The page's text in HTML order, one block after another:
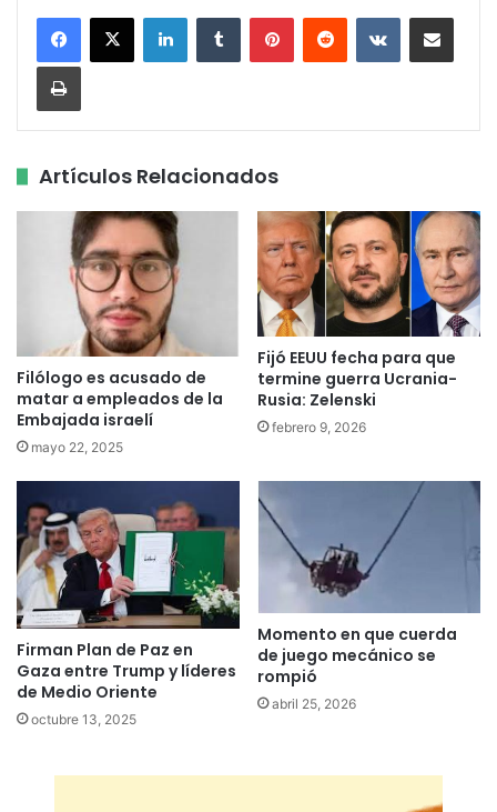
LinkedInTumblr PinterestReddit VKontakteShare via Email
Print
Artículos Relacionados
Filólogo es acusado de
matar a empleados de la
Embajada israelí
mayo 22, 2025
Fijó EEUU fecha para que
termine guerra Ucrania-
Rusia: Zelenski
febrero 9, 2026
Firman Plan de Paz en
Gaza entre Trump y líderes
de Medio Oriente
octubre 13, 2025
Momento en que cuerda
de juego mecánico se
rompió
abril 25, 2026